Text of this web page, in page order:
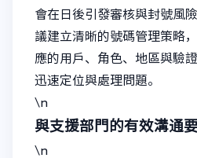
會在日後引發審核與封號風
議建立清晰的號碼管理策略
應的用戶、角色、地區與驗
迅速定位與處理問題。
\n
與支援部門的有效溝通
\n